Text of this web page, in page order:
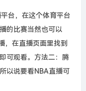
台，在这个体育平台
的比赛当然也可以
，在直播页面里找到
可观看。方法二：腾
以说要看NBA直播可